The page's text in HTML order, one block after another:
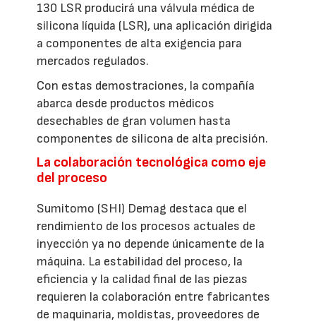
130 LSR producirá una válvula médica de
silicona líquida (LSR), una aplicación dirigida
a componentes de alta exigencia para
mercados regulados.
Con estas demostraciones, la compañía
abarca desde productos médicos
desechables de gran volumen hasta
componentes de silicona de alta precisión.
La colaboración tecnológica como eje
del proceso
Sumitomo (SHI) Demag destaca que el
rendimiento de los procesos actuales de
inyección ya no depende únicamente de la
máquina. La estabilidad del proceso, la
eficiencia y la calidad final de las piezas
requieren la colaboración entre fabricantes
de maquinaria, moldistas, proveedores de